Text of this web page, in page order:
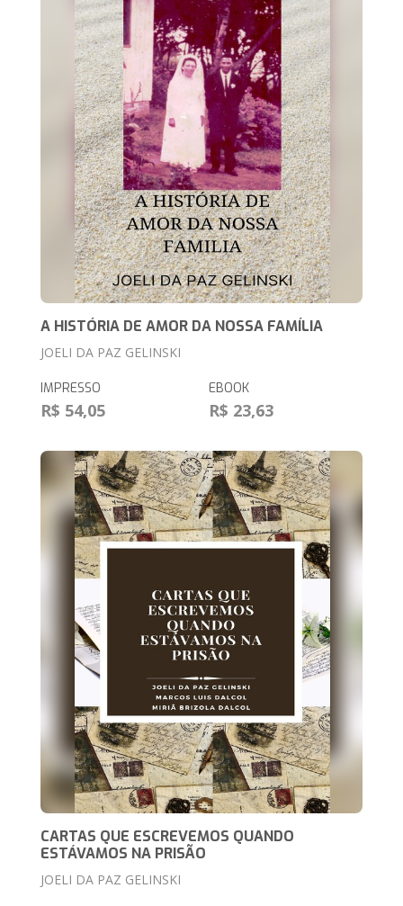
A HISTÓRIA DE AMOR DA NOSSA FAMÍLIA
JOELI DA PAZ GELINSKI
IMPRESSO
R$ 54,05
EBOOK
R$ 23,63
CARTAS QUE ESCREVEMOS QUANDO
ESTÁVAMOS NA PRISÃO
JOELI DA PAZ GELINSKI